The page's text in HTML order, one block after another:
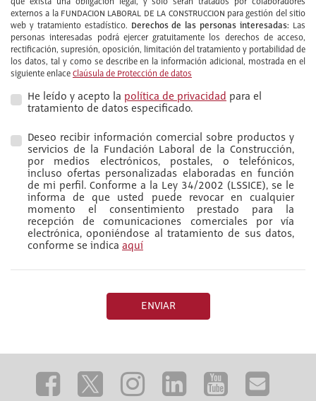
externos a la FUNDACION LABORAL DE LA CONSTRUCCION para gestión del sitio
web y tratamiento estadístico. Derechos de las personas interesadas: Las
personas interesadas podrá ejercer gratuitamente los derechos de acceso,
rectificación, supresión, oposición, limitación del tratamiento y portabilidad de
los datos, tal y como se describe en la información adicional, mostrada en el
siguiente enlace Claúsula de Protección de datos
He leído y acepto la política de privacidad para el
tratamiento de datos especificado.
Deseo recibir información comercial sobre productos y
servicios de la Fundación Laboral de la Construcción,
por medios electrónicos, postales, o telefónicos,
incluso ofertas personalizadas elaboradas en función
de mi perfil. Conforme a la Ley 34/2002 (LSSICE), se le
informa de que usted puede revocar en cualquier
momento el consentimiento prestado para la
recepción de comunicaciones comerciales por vía
electrónica, oponiéndose al tratamiento de sus datos,
conforme se indica aquí
ENVIAR